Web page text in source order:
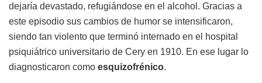
dejaría devastado, refugiándose en el alcohol. Gracias a
este episodio sus cambios de humor se intensificaron,
siendo tan violento que terminó internado en el hospital
psiquiátrico universitario de Cery en 1910. En ese lugar lo
diagnosticaron como esquizofrénico.